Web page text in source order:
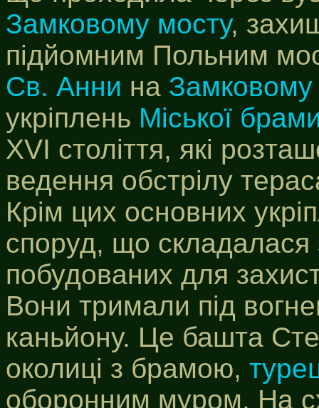
Замковому мосту,
підйомним Польним
Св. Анни на Замковому
укріплень Міської
XVI століття, які
ведення обстрілу
Крім цих основних
споруд, що складалася
побудованих для
Вони тримали під
каньйону. Це башта
околиці з брамою,
оборонним муром. На